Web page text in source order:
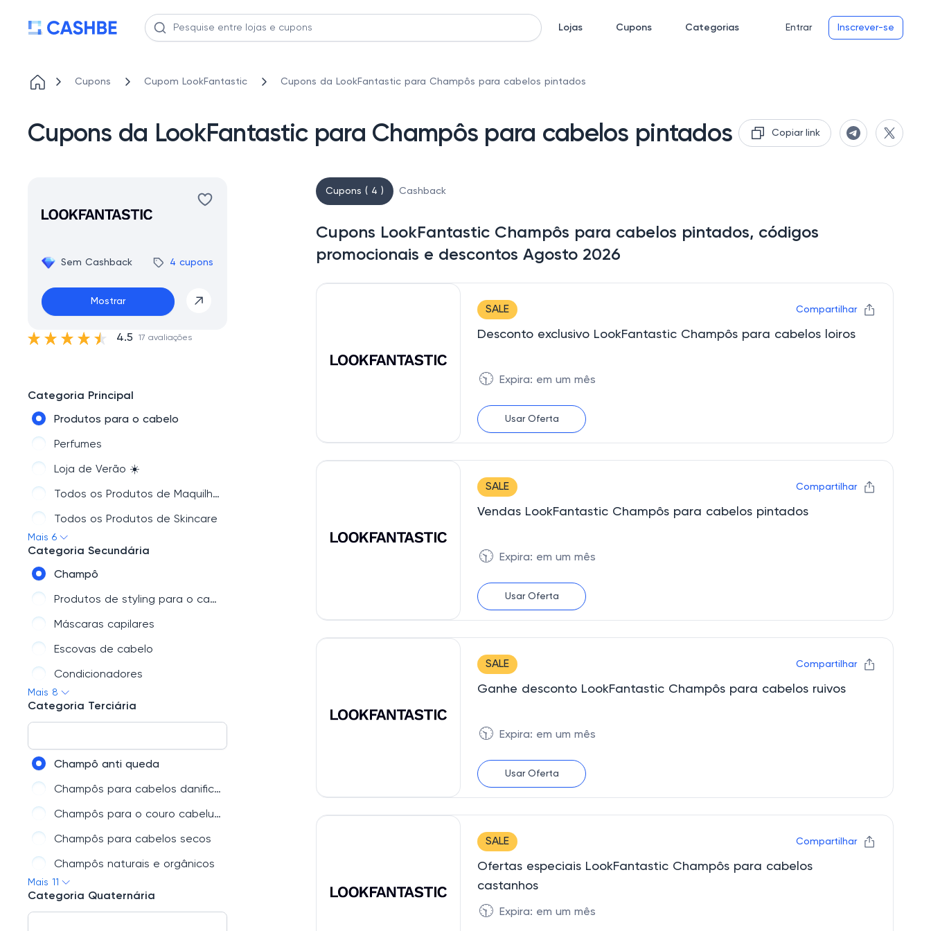
Lojas Cupons Categorias Entrar Inscrever-se
Cupons Cupom LookFantastic Cupons da LookFantastic para Champôs para cabelos pintados
Cupons da LookFantastic para Champôs para cabelos pintados Copiar link
Sem Cashback 4 cupons
Mostrar
4.5 17 avaliações
Categoria Principal
Produtos para o cabelo
Perfumes
Loja de Verão ☀️
Todos os Produtos de Maquilhagem
Todos os Produtos de Skincare
Mais 6
Categoria Secundária
Champô
Produtos de styling para o cabelo
Máscaras capilares
Escovas de cabelo
Condicionadores
Séruns para cabelo
Produtos para couro cabeludo
Óleos para cabelo
Mais 8
Categoria Terciária
Champô anti queda
Champôs para cabelos danificados
Champôs para o couro cabeludo sensivel
Champôs para cabelos secos
Champôs naturais e orgânicos
Champô anti frizz
Champôs sem sulfatos
Mais 11
Categoria Quaternária
Cupons ( 4 ) Cashback
Cupons LookFantastic Champôs para cabelos pintados, códigos
promocionais e descontos Agosto 2026
SALE Compartilhar
Desconto exclusivo LookFantastic Champôs para cabelos loiros
🕥 Expira: em um mês
Usar Oferta
SALE Compartilhar
Vendas LookFantastic Champôs para cabelos pintados
🕥 Expira: em um mês
Usar Oferta
SALE Compartilhar
Ganhe desconto LookFantastic Champôs para cabelos ruivos
🕥 Expira: em um mês
Usar Oferta
SALE Compartilhar
Ofertas especiais LookFantastic Champôs para cabelos
castanhos
🕥 Expira: em um mês